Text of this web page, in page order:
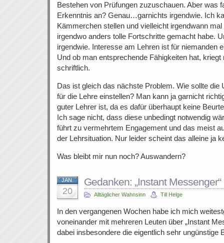
Bestehen von Prüfungen zuzuschauen. Aber was
Erkenntnis an? Genau…garnichts irgendwie. Ich
Kämmerchen stellen und vielleicht irgendwann
irgendwo anders tolle Fortschritte gemacht habe.
irgendwie. Interesse am Lehren ist für niemanden
Und ob man entsprechende Fähigkeiten hat,
schriftlich.
Das ist gleich das nächste Problem. Wie sollte die
für die Lehre einstellen? Man kann ja garnicht
guter Lehrer ist, da es dafür überhaupt keine
Ich sage nicht, dass diese unbedingt notwendig
führt zu vermehrtem Engagement und das meist
der Lehrsituation. Nur leider scheint das alleine ja
Was bleibt mir nun noch? Auswandern?
JAN.
20
Gedanken: „Instant Messenger“
Alltäglicher Wahnsinn Till Helge
In den vergangenen Wochen habe ich mich
voneinander mit mehreren Leuten über „Instant
dabei insbesondere die eigentlich sehr ungünstige